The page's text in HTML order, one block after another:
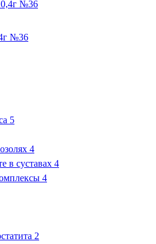
№36
5
4
в суставах 4
4
2